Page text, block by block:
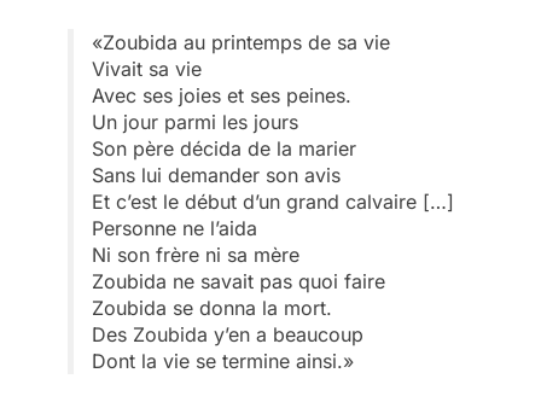
«Zoubida au printemps de sa vie
Vivait sa vie
Avec ses joies et ses peines.
Un jour parmi les jours
Son père décida de la marier
Sans lui demander son avis
Et c’est le début d’un grand calvaire […]
Personne ne l’aida
Ni son frère ni sa mère
Zoubida ne savait pas quoi faire
Zoubida se donna la mort.
Des Zoubida y’en a beaucoup
Dont la vie se termine ainsi.»